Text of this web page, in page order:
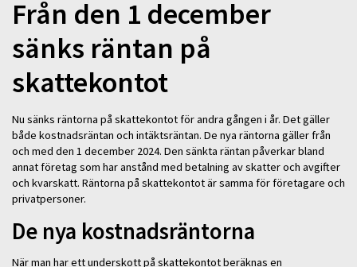
Från den 1 december
sänks räntan på
skattekontot
Nu sänks räntorna på skattekontot för andra gången i år. Det gäller
både kostnadsräntan och intäktsräntan. De nya räntorna gäller från
och med den 1 december 2024. Den sänkta räntan påverkar bland
annat företag som har anstånd med betalning av skatter och avgifter
och kvarskatt. Räntorna på skattekontot är samma för företagare och
privatpersoner.
De nya kostnadsräntorna
När man har ett underskott på skattekontot beräknas en